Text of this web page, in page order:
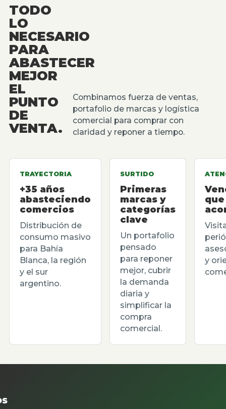
TODO
LO
NECESARIO
PARA
ABASTECER
MEJOR
EL
PUNTO
DE
VENTA.
Combinamos fuerza de ventas,
portafolio de marcas y logística
comercial para comprar con
claridad y reponer a tiempo.
TRAYECTORIA
+35 años
abasteciendo
comercios
Distribución de
consumo masivo
para Bahía
Blanca, la región
y el sur
argentino.
SURTIDO
Primeras
marcas y
categorías
clave
Un portafolio
pensado
para reponer
mejor, cubrir
la demanda
diaria y
simplificar la
compra
comercial.
que
y